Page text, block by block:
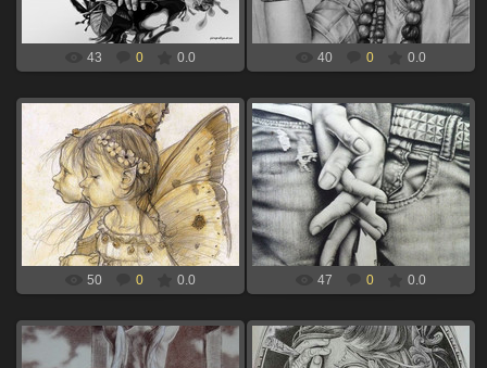
43 0 0.0 40 0 0.0
06.09.2024
два ангела для выжигания по
дереву
xBOINGx
50 0 0.0
06.09.2024
сплетение рук для выжигания по
дереву
xBOINGx
47 0 0.0